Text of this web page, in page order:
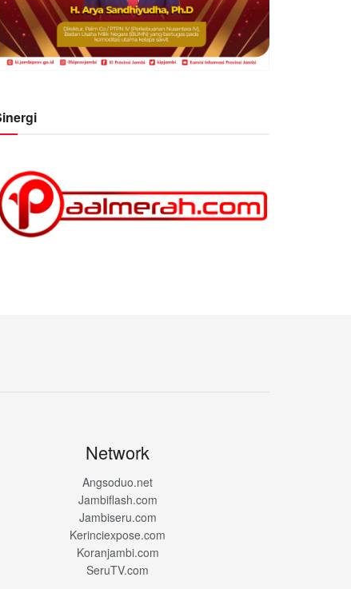
Network
Angsoduo.net
Jambiflash.com
Jambiseru.com
Kerinciexpose.com
Koranjambi.com
SeruTV.com